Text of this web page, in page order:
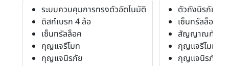
ระบบควบคุมการทรงตัวอัตโนมัติ
ดิสก์เบรก 4 ล้อ
เซ็นทรัลล็อค
กุญแจรีโมท
กุญแจนิรภัย
ตัวถังนิรภัย
เซ็นทรัลล็อค
สัญญาณกันขโ
กุญแจรีโมท
กุญแจนิรภัย